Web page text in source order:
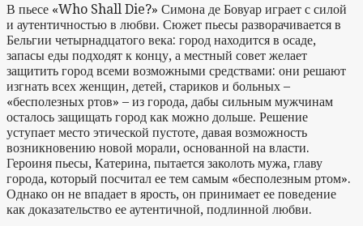
В пьесе «Who Shall Die?» Симона де Бовуар играет с силой
и аутентичностью в любви. Сюжет пьесы разворачивается в
Бельгии четырнадцатого века: город находится в осаде,
запасы еды подходят к концу, а местный совет желает
защитить город всеми возможными средствами: они решают
изгнать всех женщин, детей, стариков и больных –
«бесполезных ртов» – из города, дабы сильным мужчинам
осталось защищать город как можно дольше. Решение
уступает место этической пустоте, давая возможность
возникновению новой морали, основанной на власти.
Героиня пьесы, Катерина, пытается заколоть мужа, главу
города, который посчитал ее тем самым «бесполезным ртом».
Однако он не впадает в ярость, он принимает ее поведение
как доказательство ее аутентичной, подлинной любви.